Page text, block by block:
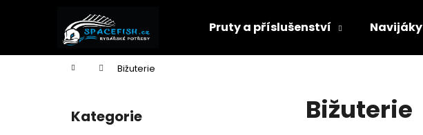
Pruty a příslušenství Navijáky
Domů Bižuterie
Přeskočit
kategorie
Kategorie Bižuterie
í
Zpět
do
Zpět
do